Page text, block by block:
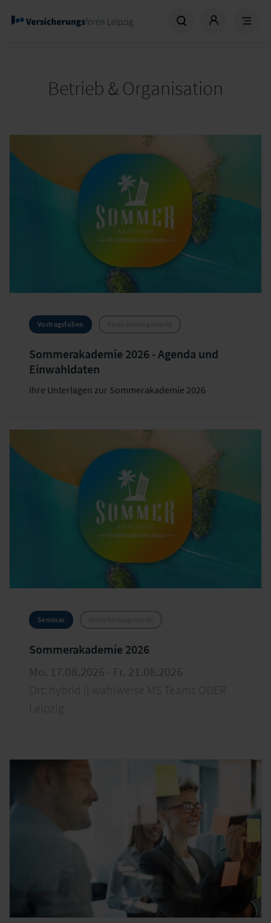
Betrieb & Organisation
Vortragsfolien
Sommerakademie 2026 - Agenda und
Einwahldaten
Ihre Unterlagen zur Sommerakademie 2026
Seminar
Sommerakademie 2026
Mo. 17.08.2026 - Fr. 21.08.2026
Ort: hybrid || wahlweise MS Teams ODER
Leipzig